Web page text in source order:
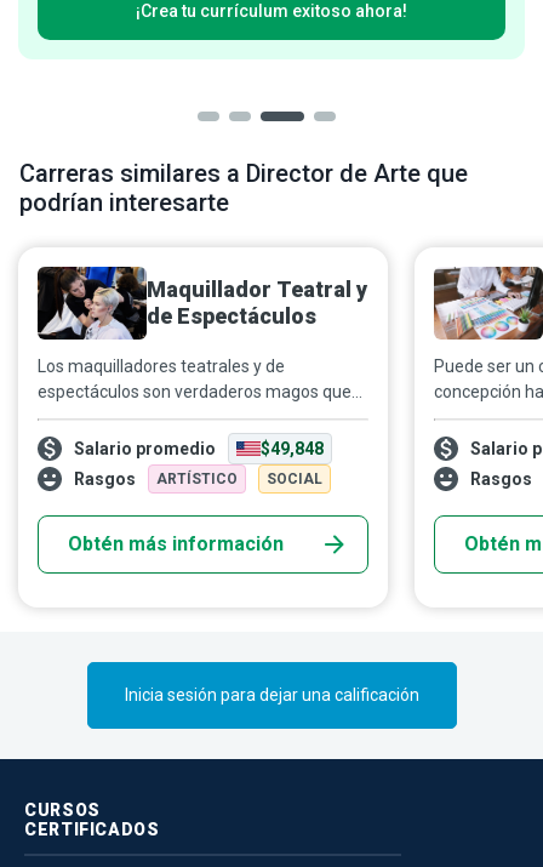
¡Crea tu currículum exitoso ahora!
Carreras similares a Director de Arte que
podrían interesarte
Maquillador Teatral y
de Espectáculos
Los maquilladores teatrales y de
espectáculos son verdaderos magos que
usan el maquillaje y los cosméticos para
invitar al encanto y el carisma de sus
clientes a salir a escena… realzando su
belleza natural con un toque de magia.
Salario promedio
$49,848
Rasgos
ARTÍSTICO SOCIAL
Obtén más información
Puede ser un
concepción
ideas
para dar
particular
comenzar,
completarse
Salario
Rasgos
Obtén
Inicia sesión para dejar una calificación
CURSOS
CERTIFICADOS